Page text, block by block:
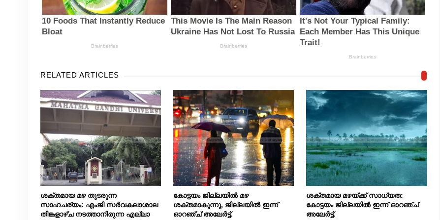
RELATED ARTICLES
ശക്തമായ മഴ തുടരുന്ന
സാഹചര്യം: എംജി സർവകലാശാല
തിങ്കളാഴ്ച നടത്താനിരുന്ന എല്ലാ
കോട്ടയം ജില്ലയിൽ മഴ
ശക്തമാകുന്നു, ജില്ലയിൽ ഇന്ന്
ഓറഞ്ച് അലേർട്ട്.
ശക്തമായ മഴയ്ക്ക് സാധ്യത:
കോട്ടയം ജില്ലയിൽ ഇന്ന് ഓറഞ്ച്
അലേർട്ട്.